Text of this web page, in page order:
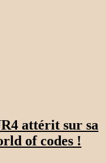
attérit sur sa
of codes !